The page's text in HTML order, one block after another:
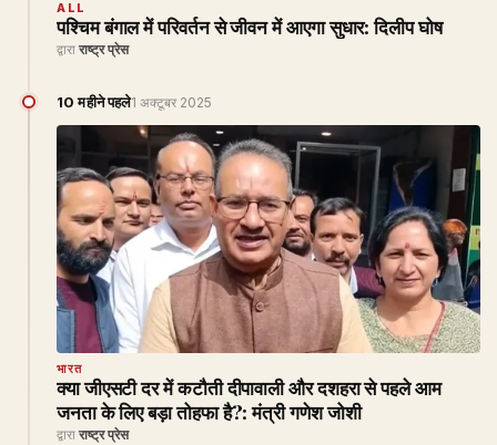
ALL
पश्चिम बंगाल में परिवर्तन से जीवन में आएगा सुधार: दिलीप घोष
द्वारा राष्ट्र प्रेस
10 महीने पहले1 अक्टूबर 2025
भारत
क्या जीएसटी दर में कटौती दीपावाली और दशहरा से पहले आम
जनता के लिए बड़ा तोहफा है?: मंत्री गणेश जोशी
द्वारा राष्ट्र प्रेस